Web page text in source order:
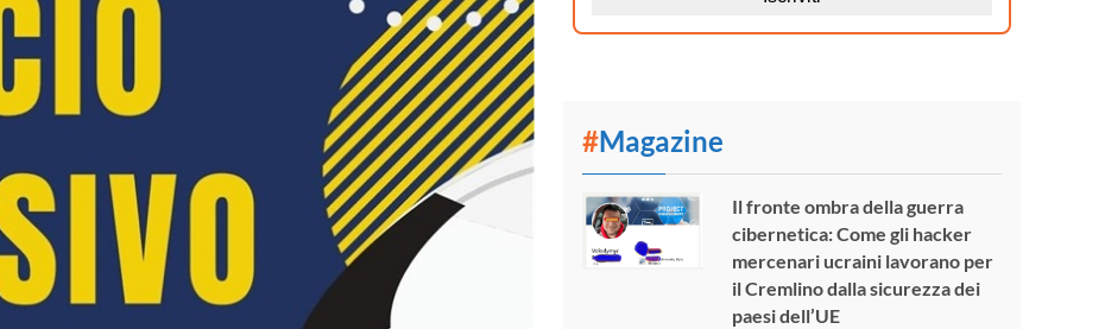
#Magazine
Il fronte ombra della guerra
cibernetica: Come gli hacker
mercenari ucraini lavorano per
il Cremlino dalla sicurezza dei
paesi dell’UE